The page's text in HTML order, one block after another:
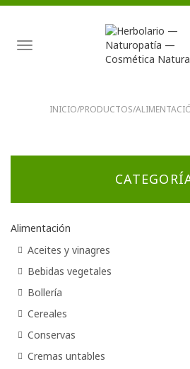
TOGGLE
NAVIGATION
INICIO/PRODUCTOS/
Alimentación
Aceites y vinagres
Bebidas vegetales
Bollería
Cereales
Conservas
Cremas untables